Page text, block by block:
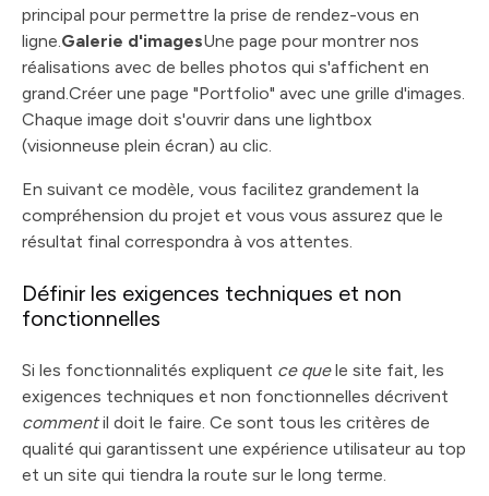
principal pour permettre la prise de rendez-vous en
ligne.Galerie d'imagesUne page pour montrer nos
réalisations avec de belles photos qui s'affichent en
grand.Créer une page "Portfolio" avec une grille d'images.
Chaque image doit s'ouvrir dans une lightbox
(visionneuse plein écran) au clic.
En suivant ce modèle, vous facilitez grandement la
compréhension du projet et vous vous assurez que le
résultat final correspondra à vos attentes.
Définir les exigences techniques et non
fonctionnelles
Si les fonctionnalités expliquent ce quele site fait, les
exigences techniques et non fonctionnelles décrivent
commentil doit le faire. Ce sont tous les critères de
qualité qui garantissent une expérience utilisateur au top
et un site qui tiendra la route sur le long terme.